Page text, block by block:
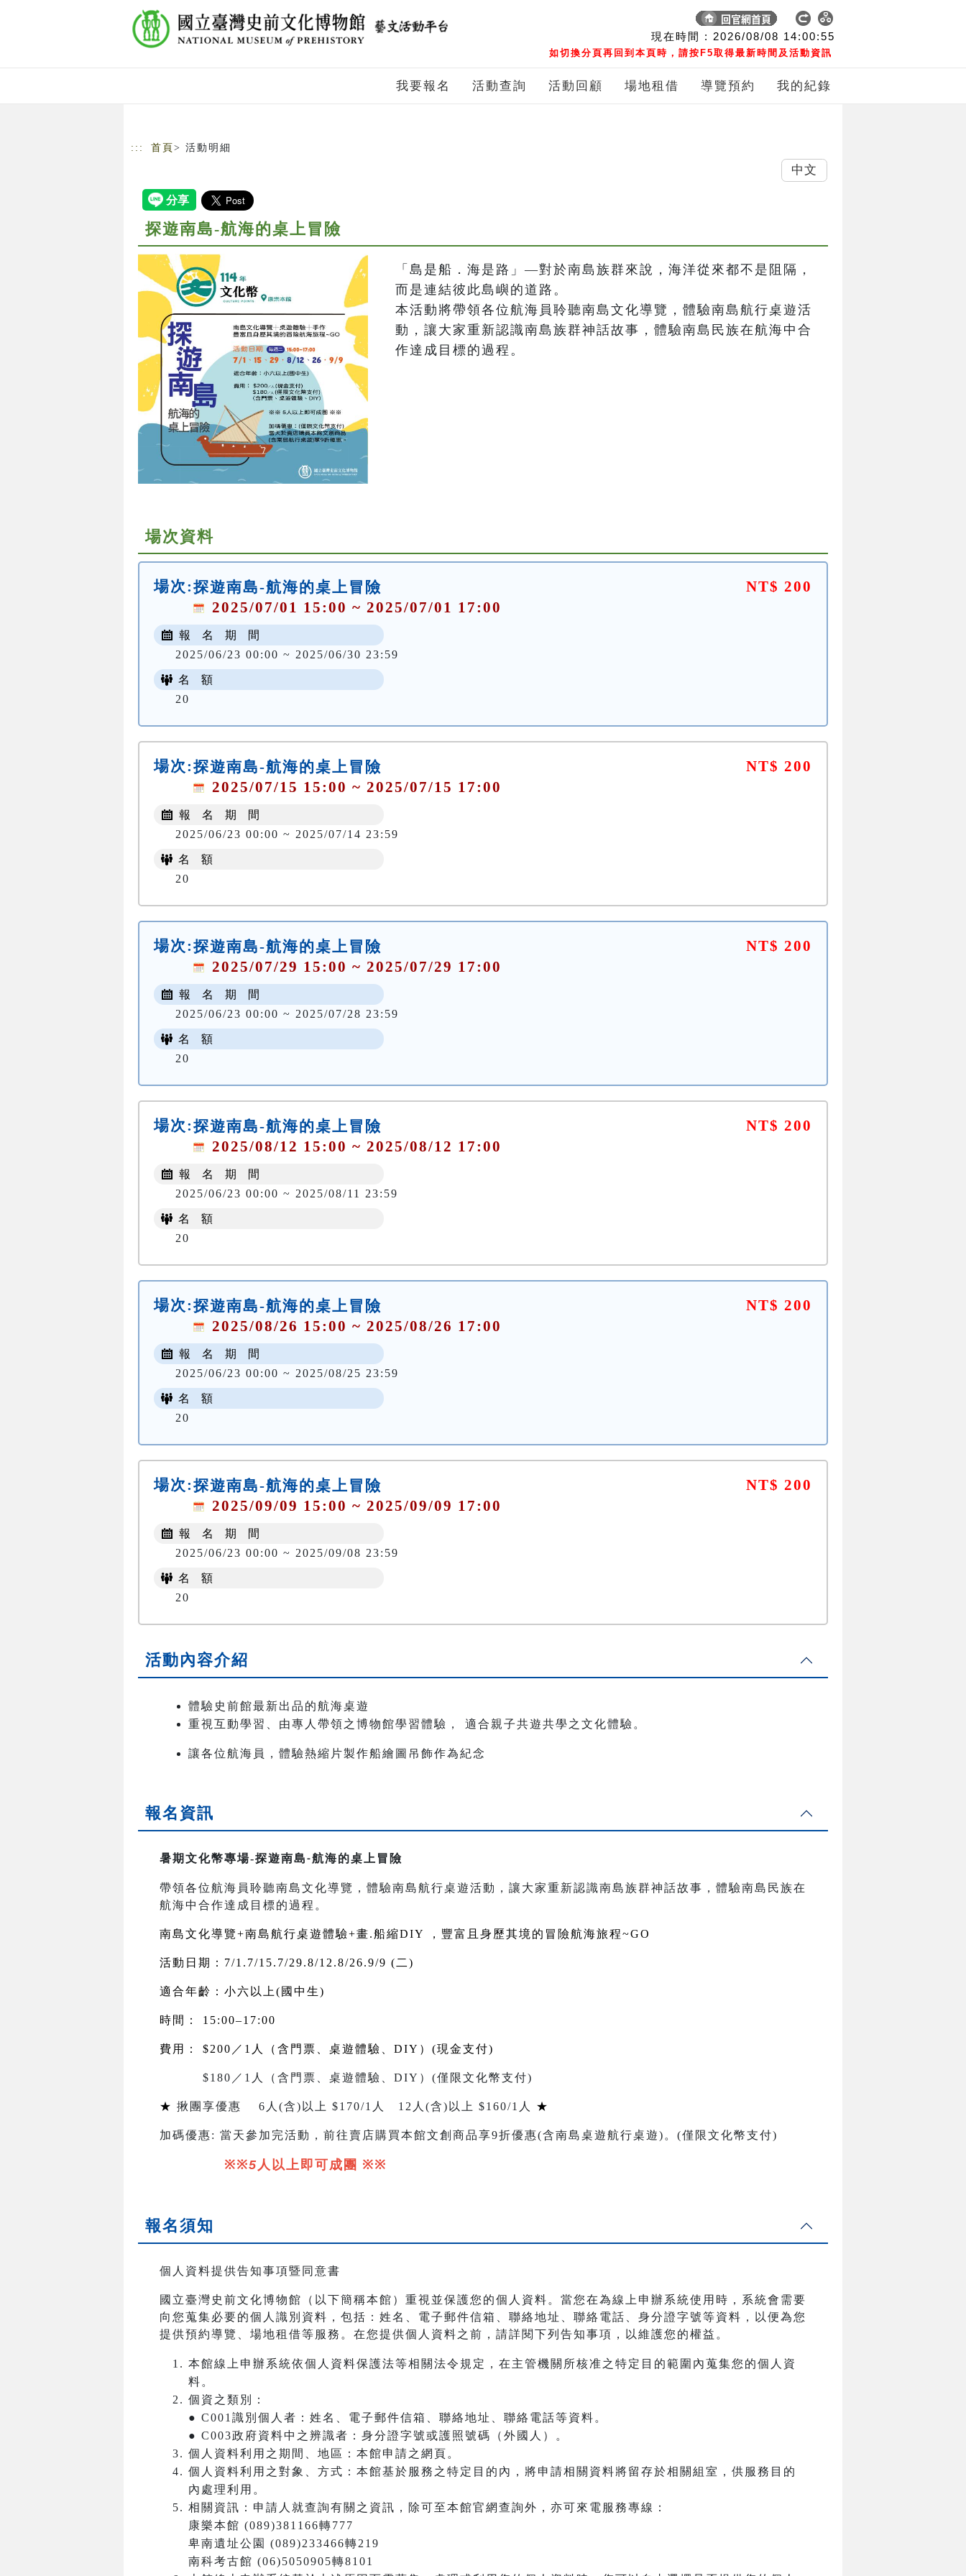
現在時間 : 2026/08/08 14:00:56
如切換分頁再回到本頁時，請按F5取得最新時間及活動資訊
我要報名 活動查詢 活動回顧 場地租借 導覽預約 我的紀錄
::: 首頁 > 活動明細
探遊南島-航海的桌上冒險
「島是船．海是路」—對於南島族群來說，海洋從來都不是阻隔，
而是連結彼此島嶼的道路。
本活動將帶領各位航海員聆聽南島文化導覽，體驗南島航行桌遊活
動，讓大家重新認識南島族群神話故事，體驗南島民族在航海中合
作達成目標的過程。
場次資料
場次:探遊南島-航海的桌上冒險
2025/07/01 15:00 ~ 2025/07/01 17:00
NT$ 200
報 名 期 間
2025/06/23 00:00 ~ 2025/06/30 23:59
名 額
20
場次:探遊南島-航海的桌上冒險
2025/07/15 15:00 ~ 2025/07/15 17:00
NT$ 200
報 名 期 間
2025/06/23 00:00 ~ 2025/07/14 23:59
名 額
20
場次:探遊南島-航海的桌上冒險
2025/07/29 15:00 ~ 2025/07/29 17:00
NT$ 200
報 名 期 間
2025/06/23 00:00 ~ 2025/07/28 23:59
名 額
20
場次:探遊南島-航海的桌上冒險
2025/08/12 15:00 ~ 2025/08/12 17:00
NT$ 200
報 名 期 間
2025/06/23 00:00 ~ 2025/08/11 23:59
名 額
20
場次:探遊南島-航海的桌上冒險
2025/08/26 15:00 ~ 2025/08/26 17:00
NT$ 200
報 名 期 間
2025/06/23 00:00 ~ 2025/08/25 23:59
名 額
20
場次:探遊南島-航海的桌上冒險
2025/09/09 15:00 ~ 2025/09/09 17:00
NT$ 200
報 名 期 間
2025/06/23 00:00 ~ 2025/09/08 23:59
名 額
20
活動內容介紹
體驗史前館最新出品的航海桌遊
重視互動學習、由專人帶領之博物館學習體驗， 適合親子共遊共學之文化體驗。
讓各位航海員，體驗熱縮片製作船繪圖吊飾作為紀念
報名資訊
暑期文化幣專場-探遊南島-航海的桌上冒險
帶領各位航海員聆聽南島文化導覽，體驗南島航行桌遊活動，讓大家重新認識南島族群神話故事，體驗南島民族在
航海中合作達成目標的過程。
南島文化導覽+南島航行桌遊體驗+畫.船縮DIY ，豐富且身歷其境的冒險航海旅程~GO
活動日期：7/1.7/15.7/29.8/12.8/26.9/9 (二)
適合年齡：小六以上(國中生)
時間： 15:00–17:00
費用： $200／1人（含門票、桌遊體驗、DIY）(現金支付)
$180／1人（含門票、桌遊體驗、DIY）(僅限文化幣支付)
★ 揪團享優惠 6 人 (含) 以上 $170/1 人 12 人 (含) 以上 $160/1 人 ★
加碼優惠: 當天參加完活動，前往賣店購買本館文創商品享9折優惠(含南島桌遊航行桌遊)。 (僅限文化幣支付)
※※5人以上即可成團 ※※
報名須知
個人資料提供告知事項暨同意書
國立臺灣史前文化博物館（以下簡稱本館）重視並保護您的個人資料。當您在為線上申辦系統使用時，系統會需要
向您蒐集必要的個人識別資料，包括：姓名、電子郵件信箱、聯絡地址、聯絡電話、身分證字號等資料，以便為您
提供預約導覽、場地租借等服務。在您提供個人資料之前，請詳閱下列告知事項，以維護您的權益。
本館線上申辦系統依個人資料保護法等相關法令規定，在主管機關所核准之特定目的範圍內蒐集您的個人資
料。
個資之類別：
● C001識別個人者：姓名、電子郵件信箱、聯絡地址、聯絡電話等資料。
● C003政府資料中之辨識者：身分證字號或護照號碼（外國人）。
個人資料利用之期間、地區：本館申請之網頁。
個人資料利用之對象、方式：本館基於服務之特定目的內，將申請相關資料將留存於相關組室，供服務目的
內處理利用。
相關資訊：申請人就查詢有關之資訊，除可至本館官網查詢外，亦可來電服務專線：
康樂本館 (089)381166轉777
卑南遺址公園 (089)233466轉219
南科考古館 (06)5050905轉8101